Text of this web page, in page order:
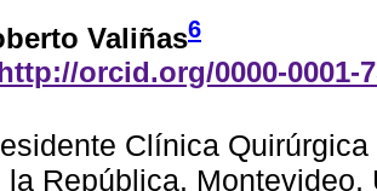
Valiñas6
orcid.org/0000-0001-
Clínica
la República.